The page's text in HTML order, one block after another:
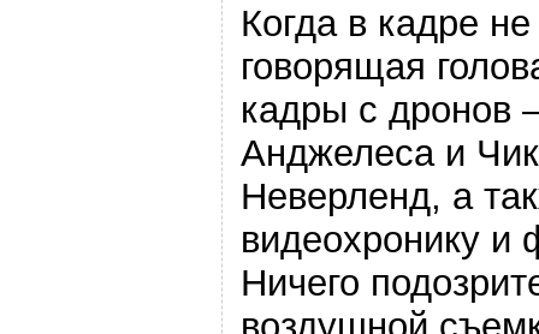
Когда в кадре
говорящая
кадры с дронов
Анджелеса и
Неверленд, а
видеохронику и
Ничего